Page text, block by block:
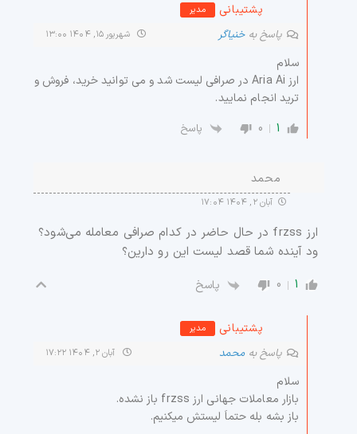
پشتیبانی مدیر
پاسخ بهخنیاگر شهریور ۱۵, ۱۴۰۴ ۱۳:۰۰
سلام
ارز Aria Ai در صرافی لیست شد و می توانید خرید، فروش و
ترید انجام نمایید.
1
0 پاسخ
محمد
آبان ۲, ۱۴۰۴ ۱۷:۰۴
ارز frzss در حال حاضر در کدام صرافی معامله می‌شود؟
ود آینده شما قصد لیست این رو دارین؟
1
0 پاسخ
پشتیبانی مدیر
پاسخ بهمحمد آبان ۲, ۱۴۰۴ ۱۷:۲۲
سلام
بازار معاملات جهانی ارز frzss باز نشده.
باز بشه بله حتماَ لیستش میکنیم.